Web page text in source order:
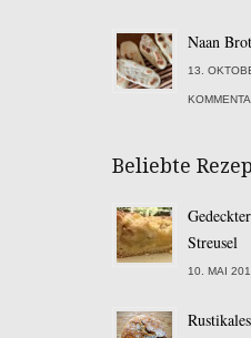
Naan Brot
13.
Beliebte
Streusel
10. MAI